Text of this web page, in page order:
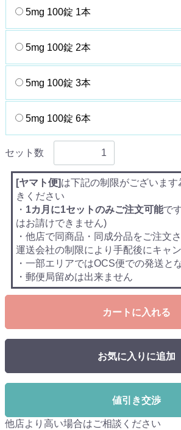
5mg 100錠 1本
5mg 100錠 2本
5mg 100錠 3本
5mg 100錠 6本
セット数
[ヤマト便]は下記の制限がございま
きください
・ 1カ月に1セットのみご注文可能で
はお請けできません)
・他店で同商品・同成分品をご注文
運送会社の制限により手配後にキャ
・一部エリアではOCS便での発送と
・郵便局留めは出来ません
カートに入れる
お気に入りに追加
値引き交渉
他店より高い場合はご相談ください